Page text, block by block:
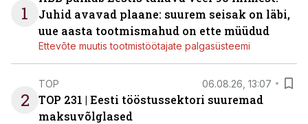
1
Juhid avavad plaane: suurem seisak on läbi,
uue aasta tootmismahud on ette müüdud
Ettevõte muutis tootmistöötajate palgasüsteemi
2
TOP 06.08.26, 13:07
TOP 231 | Eesti tööstussektori suuremad
maksuvõlglased